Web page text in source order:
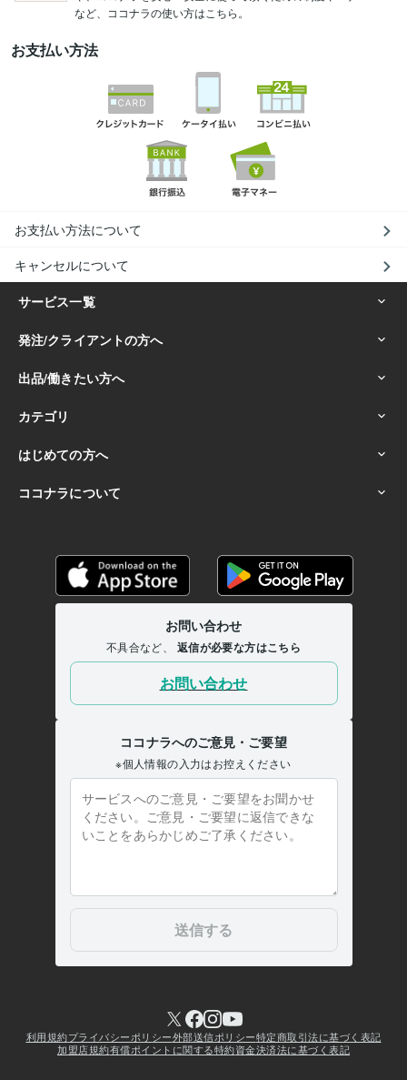
など、ココナラの使い方はこちら。
お支払い方法
お支払い方法について
キャンセルについて